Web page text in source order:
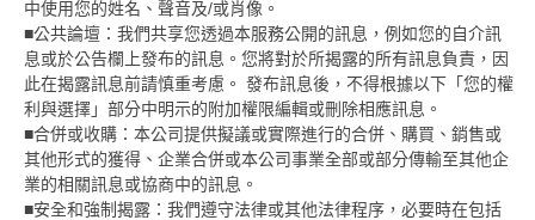
中使用您的姓名、聲音及/或肖像。
■公共論壇：我們共享您透過本服務公開的訊息，例如您的自介訊
息或於公告欄上發布的訊息。您將對於所揭露的所有訊息負責，因
此在揭露訊息前請慎重考慮。 發布訊息後，不得根據以下「您的權
利與選擇」部分中明示的附加權限編輯或刪除相應訊息。
■合併或收購：本公司提供擬議或實際進行的合併、購買、銷售或
其他形式的獲得、企業合併或本公司事業全部或部分傳輸至其他企
業的相關訊息或協商中的訊息。
■安全和強制揭露：我們遵守法律或其他法律程序，必要時在包括